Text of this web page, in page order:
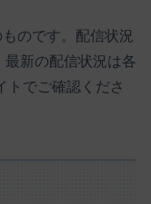
のです。配信状況
新の配信状況は各
トでご確認くださ